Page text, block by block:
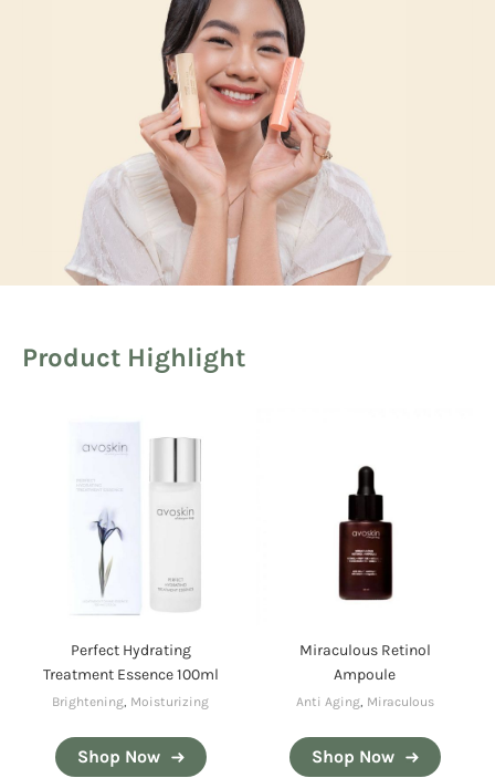
Product Highlight
Perfect Hydrating
Treatment Essence 100ml
Brightening, Moisturizing
Shop Now
Miraculous Retinol
Ampoule
Anti Aging, Miraculous
Shop Now